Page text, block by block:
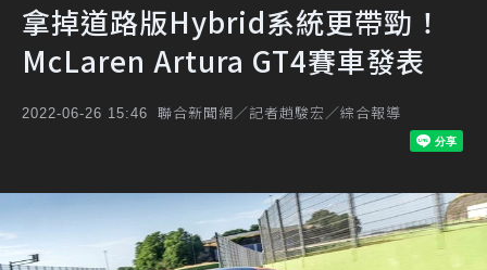
拿掉道路版Hybrid系統更帶勁！
McLaren Artura GT4賽車發表
2022-06-26 15:46 聯合新聞網／記者趙駿宏／綜合報導